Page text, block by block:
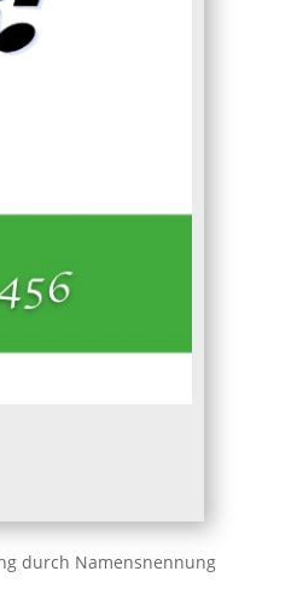
durch Namensnennung